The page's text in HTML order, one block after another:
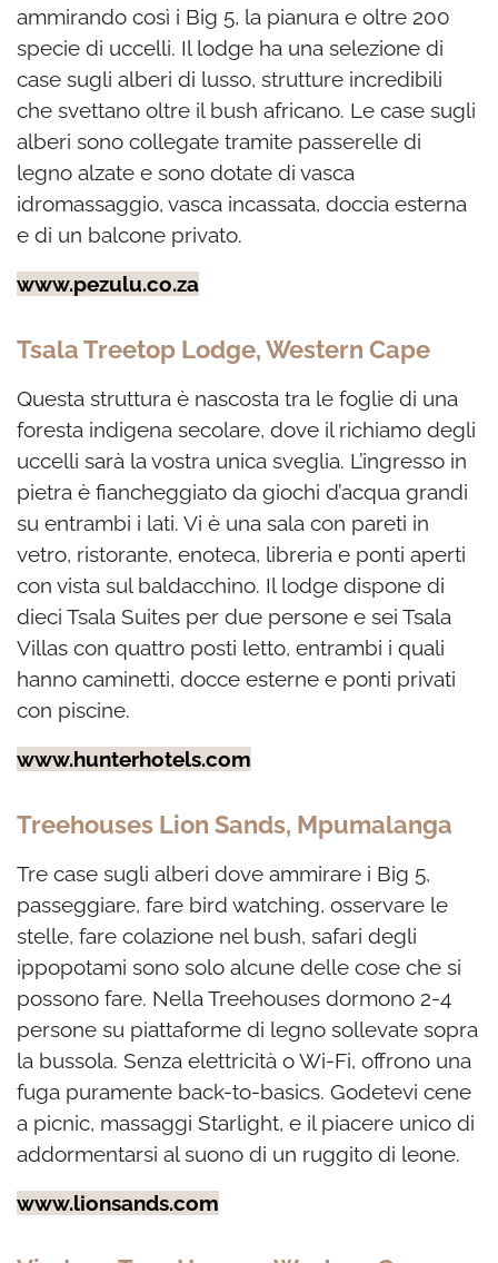
ammirando così i Big 5, la pianura e oltre 200
specie di uccelli. Il lodge ha una selezione di
case sugli alberi di lusso, strutture incredibili
che svettano oltre il bush africano. Le case sugli
alberi sono collegate tramite passerelle di
legno alzate e sono dotate di vasca
idromassaggio, vasca incassata, doccia esterna
e di un balcone privato.
www.pezulu.co.za
Tsala Treetop Lodge, Western Cape
Questa struttura è nascosta tra le foglie di una
foresta indigena secolare, dove il richiamo degli
uccelli sarà la vostra unica sveglia. L’ingresso in
pietra è fiancheggiato da giochi d’acqua grandi
su entrambi i lati. Vi è una sala con pareti in
vetro, ristorante, enoteca, libreria e ponti aperti
con vista sul baldacchino. Il lodge dispone di
dieci Tsala Suites per due persone e sei Tsala
Villas con quattro posti letto, entrambi i quali
hanno caminetti, docce esterne e ponti privati
con piscine.
www.hunterhotels.com
Treehouses Lion Sands, Mpumalanga
Tre case sugli alberi dove ammirare i Big 5,
passeggiare, fare bird watching, osservare le
stelle, fare colazione nel bush, safari degli
ippopotami sono solo alcune delle cose che si
possono fare. Nella Treehouses dormono 2-4
persone su piattaforme di legno sollevate sopra
la bussola. Senza elettricità o Wi-Fi, offrono una
fuga puramente back-to-basics. Godetevi cene
a picnic, massaggi Starlight, e il piacere unico di
addormentarsi al suono di un ruggito di leone.
www.lionsands.com